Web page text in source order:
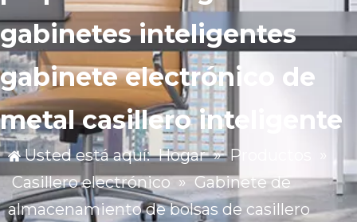
gabinetes inteligentes
gabinete electrónico de
metal casillero inteligente
Usted está aquí: Hogar » Productos
»
Casillero electrónico » Gabinete de
almacenamiento de bolsas de casillero